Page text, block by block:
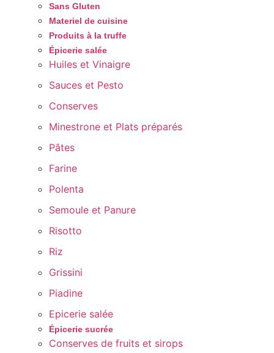
Sans Gluten
Materiel de cuisine
Produits à la truffe
Épicerie salée
Huiles et Vinaigre
Sauces et Pesto
Conserves
Minestrone et Plats préparés
Pâtes
Farine
Polenta
Semoule et Panure
Risotto
Riz
Grissini
Piadine
Epicerie salée
Épicerie sucrée
Conserves de fruits et sirops